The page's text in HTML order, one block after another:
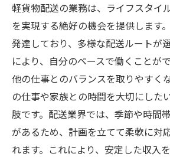
軽貨物配送の業務は、ライフスタイ
を実現する絶好の機会を提供します
発達しており、多様な配送ルートが
により、自分のペースで働くことが
他の仕事とのバランスを取りやすく
の仕事や家族との時間を大切にした
肢です。配送業界では、季節や時間
があるため、計画を立てて柔軟に対
れます。これにより、安定した収入